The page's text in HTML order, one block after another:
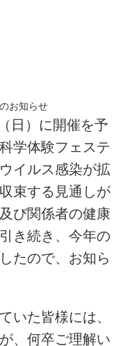
お知らせ
日）に開催を予
学体験フェステ
イルス感染が拡
束する見通しが
び関係者の健康
き続き、今年の
たので、お知ら
いた皆様には、
、何卒ご理解い